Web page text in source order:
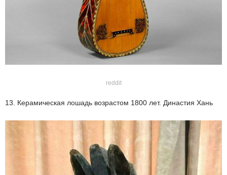
reddit
13. Керамическая лошадь возрастом 1800 лет. Династия Хань